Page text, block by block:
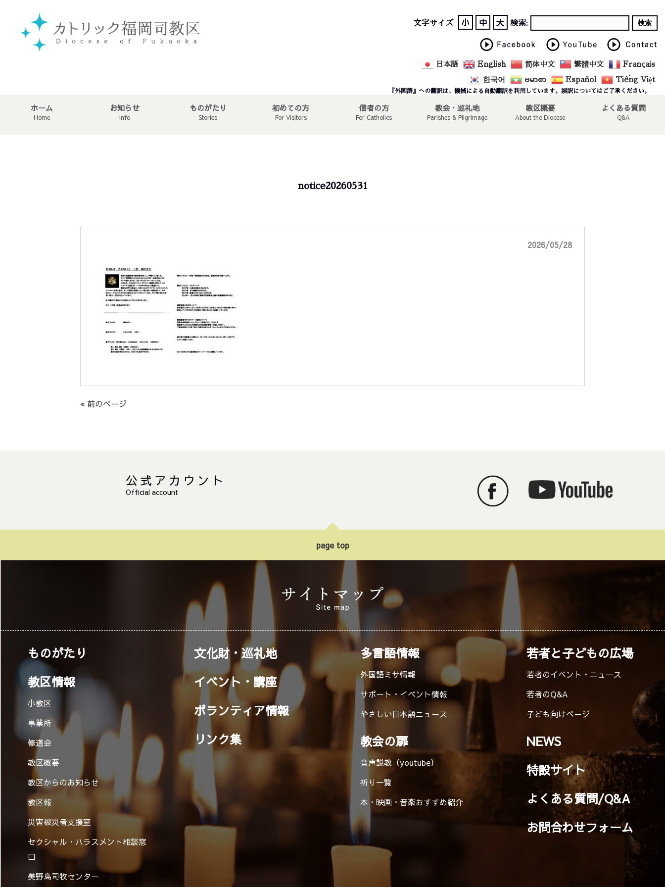
文字サイズ 小 中 大 検索:
日本語 English 简体中文 繁體中文 Français
한국어 ဗမာစာ Español Tiếng Việt
『外国語』への翻訳は、機械による自動翻訳を利用しています。誤訳についてはご了承ください。
ホーム
Home
お知らせ
Info
ものがたり
Stories
初めての方
For Visitors
信者の方
For Catholics
教会・巡礼地
Parishes & Pilgrimage
教区概要
About the Diocese
よくある質問
Q&A
notice20260531
2026/05/28
« 前のページ
公式アカウント
Official account
page top
ものがたり
教区情報
小教区
事業所
修道会
教区概要
教区からのお知らせ
教区報
災害被災者支援室
セクシャル・ハラスメント相談窓
口
美野島司牧センター
文化財・巡礼地
イベント・講座
ボランティア情報
リンク集
多言語情報
外国語ミサ情報
サポート・イベント情報
やさしい日本語ニュース
教会の扉
音声説教（youtube）
祈り一覧
本・映画・音楽おすすめ紹介
若者と子どもの広場
若者のイベント・ニュース
若者のQ&A
子ども向けページ
NEWS
特設サイト
よくある質問/Q&A
お問合わせフォーム